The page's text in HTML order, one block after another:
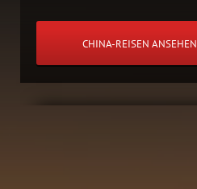
CHINA-REISEN ANSEHEN